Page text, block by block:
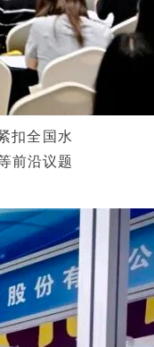
扣全国水
前沿议题